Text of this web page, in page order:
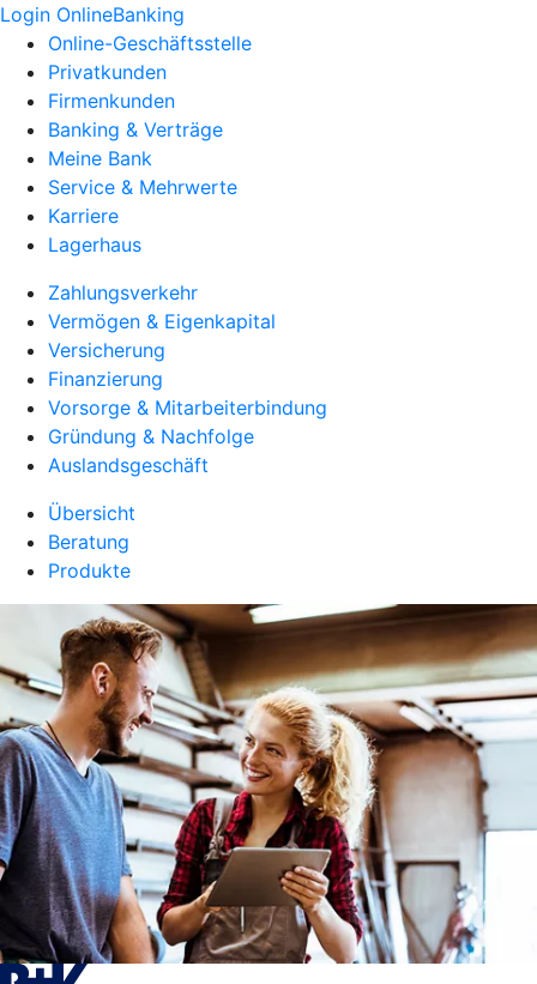
Login OnlineBanking
Online-Geschäftsstelle
Privatkunden
Firmenkunden
Banking & Verträge
Meine Bank
Service & Mehrwerte
Karriere
Lagerhaus
Zahlungsverkehr
Vermögen & Eigenkapital
Versicherung
Finanzierung
Vorsorge & Mitarbeiterbindung
Gründung & Nachfolge
Auslandsgeschäft
Übersicht
Beratung
Produkte